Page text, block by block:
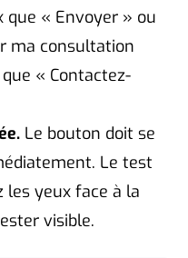
« Envoyer » ou
ma consultation
« Contactez-
Le bouton doit se
Le test
les yeux face à la
visible.